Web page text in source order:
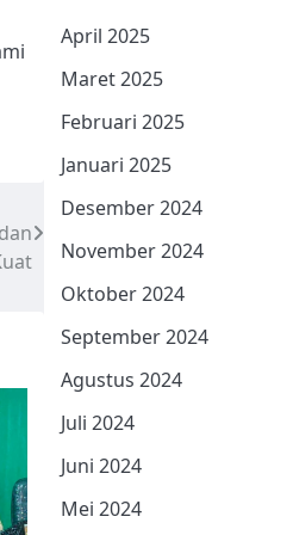
April 2025
Maret 2025
Februari 2025
Januari 2025
Desember 2024
November 2024
Oktober 2024
September 2024
Agustus 2024
Juli 2024
Juni 2024
Mei 2024